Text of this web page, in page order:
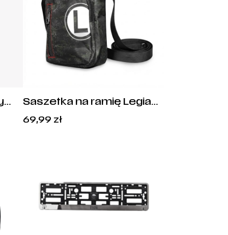
Saszetka na ramię Legia
69,99 zł